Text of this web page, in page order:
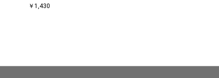
￥1,430